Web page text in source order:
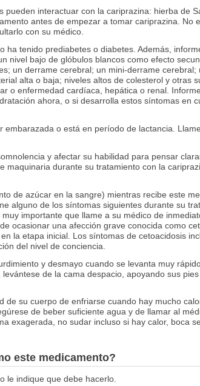
interactuar con la cariprazina: hierba de
antes de empezar a tomar cariprazina. No
con su médico.
ha tenido prediabetes o diabetes. Además,
nivel bajo de glóbulos blancos como efecto
un derrame cerebral; un mini-derrame cerebral;
alta o baja; niveles altos de colesterol y otras
o enfermedad cardíaca, hepática o renal.
ahora, o si desarrolla estos síntomas en
o está en período de lactancia.
y afectar su habilidad para pensar
maquinaria durante su tratamiento con la
de azúcar en la sangre) mientras recibe este
alguno de los síntomas siguientes durante su
importante que llame a su médico de
ocasionar una afección grave conocida como
la etapa inicial. Los síntomas de cetoacidosis
del nivel de conciencia.
y desmayo cuando se levanta muy
de la cama despacio, apoyando sus
su cuerpo de enfriarse cuando hay mucho
de beber suficiente agua y de llamar al
exagerada, no sudar incluso si hay calor, boca
este medicamento?
le indique que debe hacerlo.